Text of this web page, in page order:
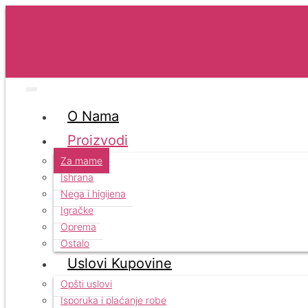
O Nama
Proizvodi
Za mame
Ishrana
Nega i higijena
Igračke
Oprema
Ostalo
Uslovi Kupovine
Opšti uslovi
Isporuka i plaćanje robe